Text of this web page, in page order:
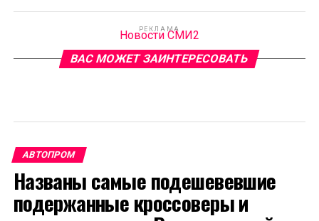
РЕКЛАМА
Новости СМИ2
ВАС МОЖЕТ ЗАИНТЕРЕСОВАТЬ
АВТОПРОМ
Названы самые подешевевшие
подержанные кроссоверы и